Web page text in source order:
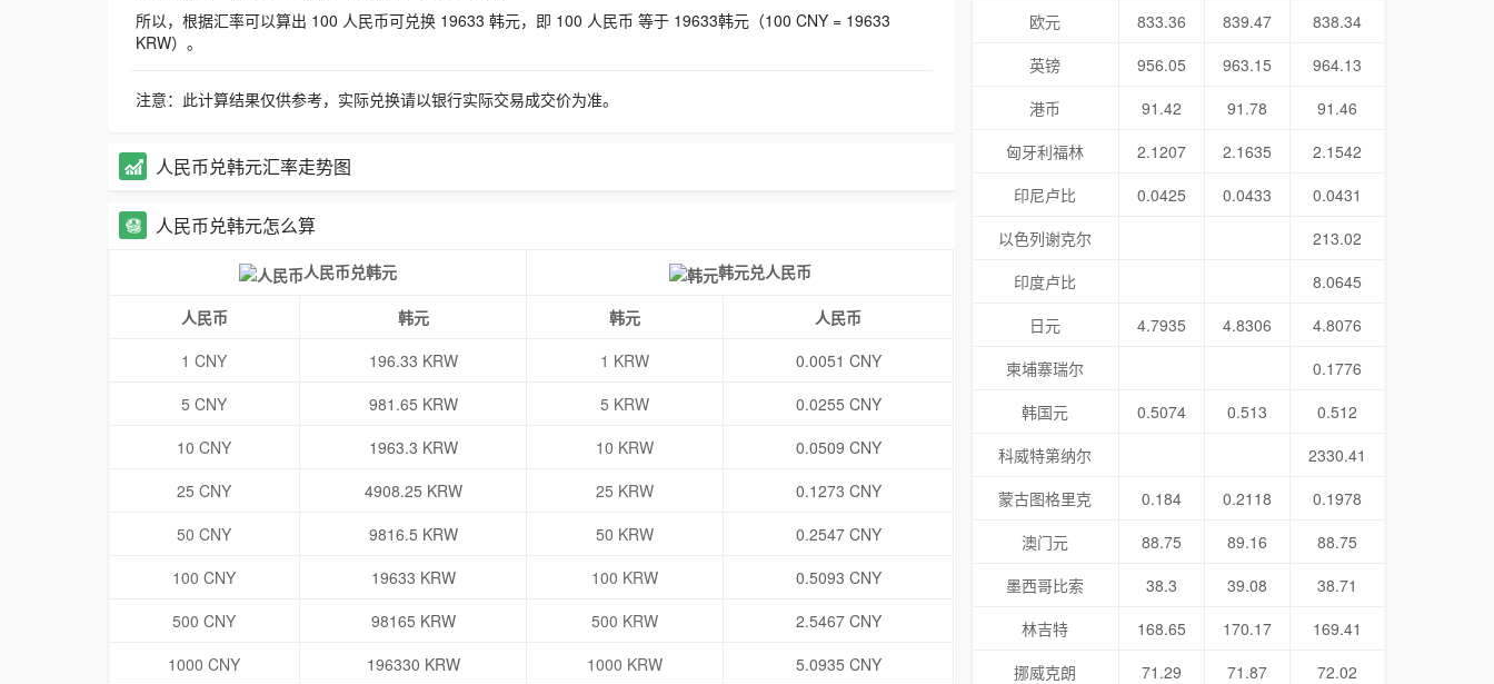
所以，根据汇率可以算出 100 人民币可兑换 19633 韩元，即 100 人民币 等于 19633韩元（100 CNY = 19633
KRW）。
注意：此计算结果仅供参考，实际兑换请以银行实际交易成交价为准。
人民币兑韩元汇率走势图
人民币兑韩元怎么算
人民币兑韩元 韩元兑人民币
人民币 韩元 韩元
人民币
1 CNY
196.33 KRW 1 KRW
0.0051 CNY
5 CNY
981.65 KRW 5 KRW
0.0255 CNY
10 CNY
1963.3 KRW 10 KRW
0.0509 CNY
25 CNY
4908.25 KRW 25 KRW
0.1273 CNY
50 CNY
9816.5 KRW 50 KRW
0.2547 CNY
100 CNY
19633 KRW 100 KRW
0.5093 CNY
500 CNY
98165 KRW 500 KRW
2.5467 CNY
1000 CNY
196330 KRW 1000 KRW
5.0935 CNY
欧元
833.36 839.47
838.34
英镑
956.05 963.15
964.13
港币
91.42 91.78
91.46
匈牙利福林
2.1207 2.1635
2.1542
印尼卢比
0.0425 0.0433
0.0431
以色列谢克尔
213.02
印度卢比
8.0645
日元
4.7935 4.8306
4.8076
柬埔寨瑞尔
0.1776
韩国元
0.5074 0.513
0.512
科威特第纳尔
2330.41
蒙古图格里克
0.184 0.2118
0.1978
澳门元
88.75 89.16
88.75
墨西哥比索
38.3 39.08
38.71
林吉特
168.65 170.17
169.41
挪威克朗
71.29 71.87
72.02